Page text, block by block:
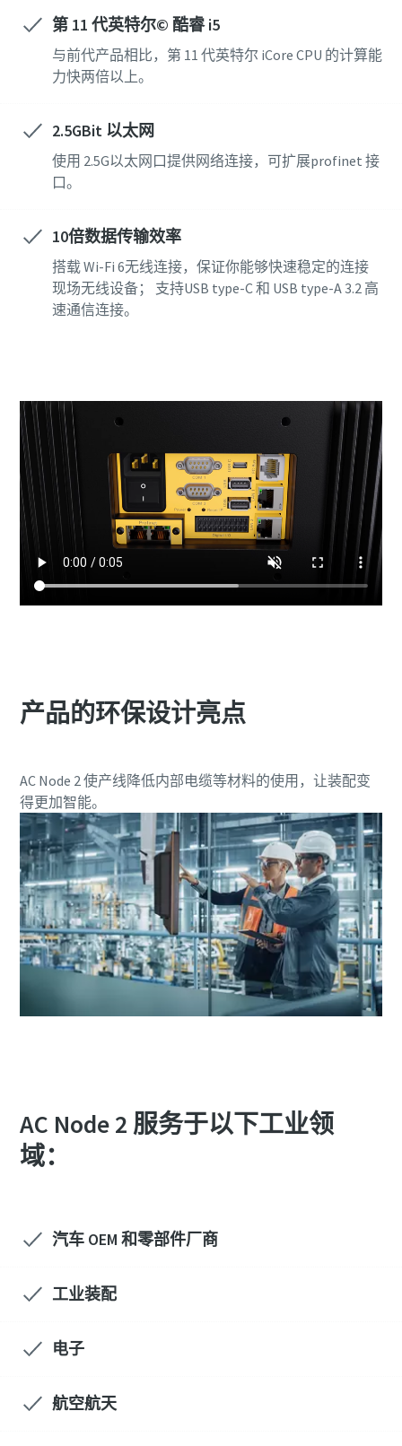
第 11 代英特尔© 酷睿 i5
与前代产品相比，第 11 代英特尔 iCore CPU 的计算能
力快两倍以上。
2.5GBit 以太网
使用 2.5G以太网口提供网络连接，可扩展profinet 接
口。
10倍数据传输效率
搭载 Wi-Fi 6无线连接，保证你能够快速稳定的连接
现场无线设备； 支持USB type-C 和 USB type-A 3.2 高
速通信连接。
产品的环保设计亮点
AC Node 2 使产线降低内部电缆等材料的使用，让装配变
得更加智能。
AC Node 2 服务于以下工业领
域：
汽车 OEM 和零部件厂商
工业装配
电子
航空航天